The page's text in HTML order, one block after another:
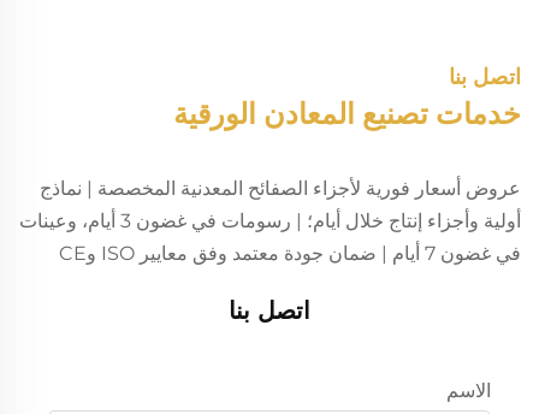
اتصل بنا
خدمات تصنيع المعادن الورقية
عروض أسعار فورية لأجزاء الصفائح المعدنية المخصصة | نماذج
أولية وأجزاء إنتاج خلال أيام؛ | رسومات في غضون 3 أيام، وعينات
في غضون 7 أيام | ضمان جودة معتمد وفق معايير ISO وCE
اتصل بنا
الاسم